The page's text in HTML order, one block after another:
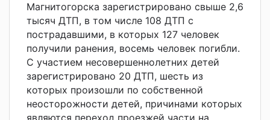
Магнитогорска зарегистрировано свыше 2,6
тысяч ДТП, в том числе 108 ДТП с
пострадавшими, в которых 127 человек
получили ранения, восемь человек погибли.
С участием несовершеннолетних детей
зарегистрировано 20 ДТП, шесть из
которых произошли по собственной
неосторожности детей, причинами которых